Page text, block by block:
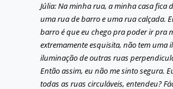
Júlia: Na minha rua, a minha casa fica
uma rua de barro e uma rua calçada.
barro é que eu chego pra poder ir pra
extremamente esquisita, não tem uma
iluminação de outras ruas
Então assim, eu não me sinto segura.
todas as ruas circuláveis, entendeu?